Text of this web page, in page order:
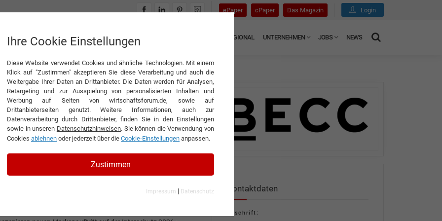
ePaper cPaper Das Magazin Login
INTERVIEWS REGIONAL UNTERNEHMEN JOBS NEWS
BECC Agency GmbH
News BECC Agency GmbH
Transformation im Raum: MAGIRUS
und BECC Agency inszenieren
neuen Markenauftritt auf der
Kontaktdaten
Anschrift:
Ihre Cookie Einstellungen
Diese Website verwendet Cookies und ähnliche Technologien. Mit einem
Klick auf "Zustimmen" akzeptieren Sie diese Verarbeitung und auch die
Weitergabe Ihrer Daten an Drittanbieter. Die Daten werden für Analysen,
Retargeting und zur Ausspielung von personalisierten Inhalten und
Werbung auf Seiten von wirtschaftsforum.de, sowie auf
Drittanbieterseiten genutzt. Weitere Informationen, auch zur
Datenverarbeitung durch Drittanbieter, finden Sie in den Einstellungen
sowie in unseren Datenschutzhinweisen. Sie können die Verwendung von
Cookies ablehnen oder jederzeit über die Cookie-Einstellungen anpassen.
Zustimmen
Impressum | Datenschutz